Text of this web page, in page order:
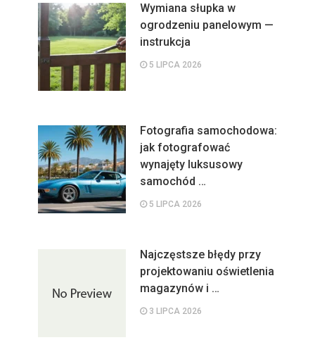
Wymiana słupka w
ogrodzeniu panelowym —
instrukcja
5 LIPCA 2026
Fotografia samochodowa:
jak fotografować
wynajęty luksusowy
samochód …
5 LIPCA 2026
Najczęstsze błędy przy
projektowaniu oświetlenia
magazynów i …
3 LIPCA 2026